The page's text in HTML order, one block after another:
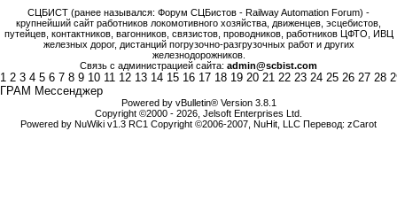
СЦБИСТ (ранее назывался: Форум СЦБистов - Railway Automation Forum) -
крупнейший сайт работников локомотивного хозяйства, движенцев, эсцебистов,
путейцев, контактников, вагонников, связистов, проводников, работников ЦФТО, ИВЦ
железных дорог, дистанций погрузочно-разгрузочных работ и других
железнодорожников.
Связь с администрацией сайта: admin@scbist.com
1 2 3 4 5 6 7 8 9 10 11 12 13 14 15 16 17 18 19 20 21 22 23 24 25 26 27 28
ГРАМ Мессенджер
Powered by vBulletin® Version 3.8.1
Copyright ©2000 - 2026, Jelsoft Enterprises Ltd.
Powered by NuWiki v1.3 RC1 Copyright ©2006-2007, NuHit, LLC Перевод: zCarot